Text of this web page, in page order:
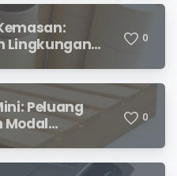
Lingkungan
0
Peluang
Modal
Keuntungan
0